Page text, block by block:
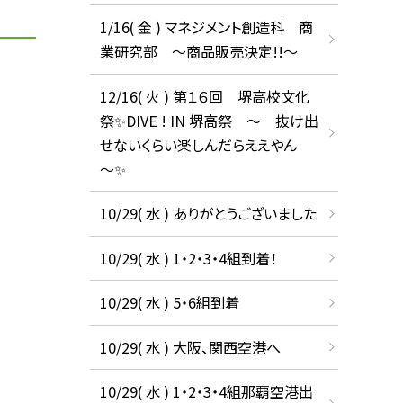
1/16( 金 ) マネジメント創造科 商
業研究部 ～商品販売決定!!～
12/16( 火 ) 第１６回 堺高校文化
祭✨DIVE ! IN 堺高祭 ～ 抜け出
せないくらい楽しんだらええやん
～✨
10/29( 水 ) ありがとうございました
10/29( 水 ) 1・2・3・4組到着！
10/29( 水 ) 5・6組到着
10/29( 水 ) 大阪、関西空港へ
10/29( 水 ) 1・2・3・4組那覇空港出